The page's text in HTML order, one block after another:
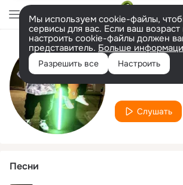
Мы используем cookie-файлы,
сервисы для вас. Если ваш возраст
настроить cookie-файлы должен
представитель. Больше
Разрешить все Настроить
Исполнитель
Cavos
Слушать
Песни